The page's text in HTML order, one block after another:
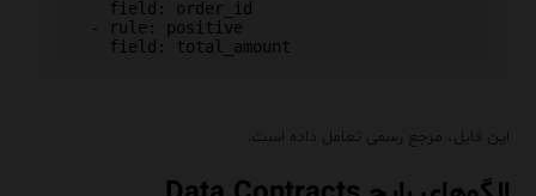
این فایل، مرجع رسمی تعامل داده است.